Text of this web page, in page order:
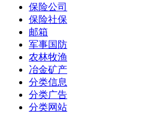
保险公司
保险社保
邮箱
军事国防
农林牧渔
冶金矿产
分类信息
分类广告
分类网站